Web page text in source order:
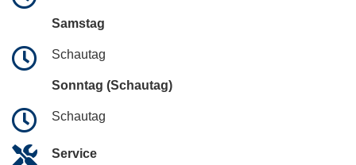
Samstag
Schautag
Sonntag (Schautag)
Schautag
Service